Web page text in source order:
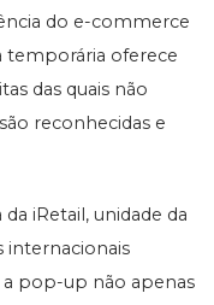
do e-commerce
temporária oferece
das quais não
reconhecidas e
iRetail, unidade da
internacionais
pop-up não apenas